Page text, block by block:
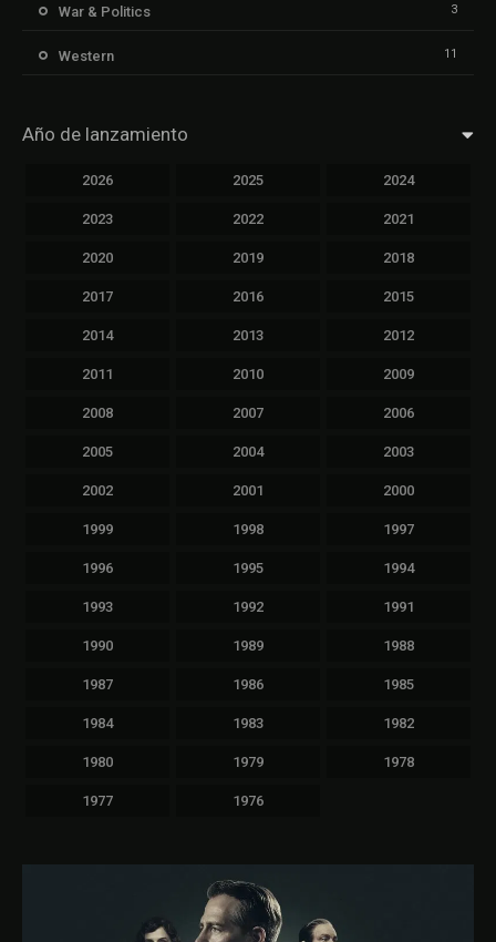
War & Politics 3
Western 11
Año de lanzamiento
2026 2025 2024
2023 2022 2021
2020 2019 2018
2017 2016 2015
2014 2013 2012
2011 2010 2009
2008 2007 2006
2005 2004 2003
2002 2001 2000
1999 1998 1997
1996 1995 1994
1993 1992 1991
1990 1989 1988
1987 1986 1985
1984 1983 1982
1980 1979 1978
1977 1976